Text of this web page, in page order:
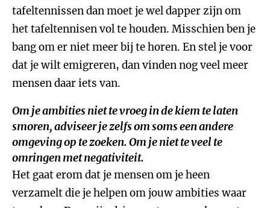
tafeltennissen dan moet je wel dapper zijn om
het tafeltennisen vol te houden. Misschien ben je
bang om er niet meer bij te horen. En stel je voor
dat je wilt emigreren, dan vinden nog veel meer
mensen daar iets van.
Om je ambities niet te vroeg in de kiem te laten
smoren, adviseer je zelfs om soms een andere
omgeving op te zoeken. Om je niet te veel te
omringen met negativiteit.
Het gaat erom dat je mensen om je heen
verzamelt die je helpen om jouw ambities waar